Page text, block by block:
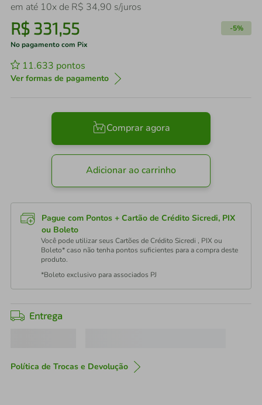
em até 10x de R$ 34,90 s/juros
R$ 331,55 -5%
No pagamento com Pix
11.633 pontos
Ver formas de pagamento
Comprar agora
Adicionar ao carrinho
Pague com Pontos + Cartão de Crédito Sicredi, PIX
ou Boleto
Você pode utilizar seus Cartões de Crédito Sicredi , PIX ou
Boleto* caso não tenha pontos suficientes para a compra deste
produto.
*Boleto exclusivo para associados PJ
Entrega
Política de Trocas e Devolução